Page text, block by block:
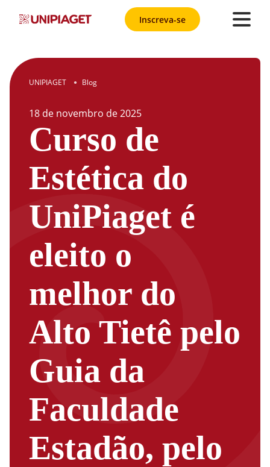
Inscreva-se
UNIPIAGET ● Blog
18 de novembro de2025
Curso de
Estética do
UniPiaget é
eleito o
melhor do
Alto Tietê pelo
Guia da
Faculdade
Estadão, pelo